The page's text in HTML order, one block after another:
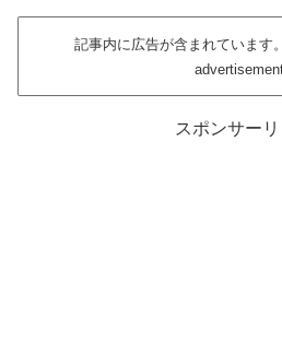
記事内に広告が含まれています
スポンサーリ